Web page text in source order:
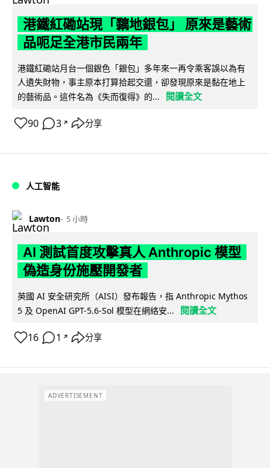
港鐵紅磡站現「黐地銀包」 原來是藝術
品呃足全港市民兩年
港鐵紅磡站月台一個銀色「銀包」多年來一再令乘客誤以為有
人遺失財物，事主原本打算拾起交還，卻發現原來是黏在地上
的藝術品。這件名為《失而復得》的...
閱讀全文
90 3 ↗ 分享
人工智能
Lawton 5 小時
AI 測試首度攻擊真人 Anthropic 模型
偽造身份施壓開發者
英國 AI 安全研究所（AISI）發布報告，指 Anthropic Mythos
5 及 OpenAI GPT-5.6-Sol 模型在網絡安...
閱讀全文
16 1 ↗ 分享
ADVERTISEMENT